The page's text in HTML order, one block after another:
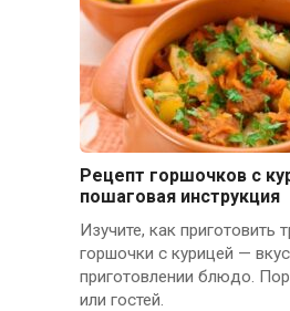
Рецепт горшочков с
пошаговая инструкция
Изучите, как приготовить
горшочки с курицей —
приготовлении блюдо.
или гостей.